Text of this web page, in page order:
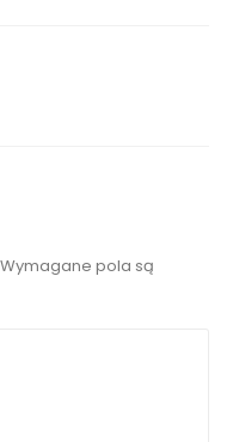
pola są